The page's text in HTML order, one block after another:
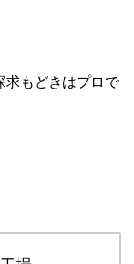
求もどきはプロで